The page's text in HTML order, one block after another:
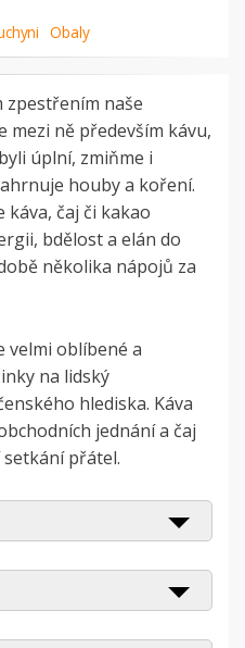
Obaly
zpestřením naše
mezi ně především kávu,
úplní, zmiňme i
houby a koření.
káva, čaj či kakao
bdělost a elán do
několika nápojů za
velmi oblíbené a
na lidský
hlediska. Káva
jednání a čaj
přátel.